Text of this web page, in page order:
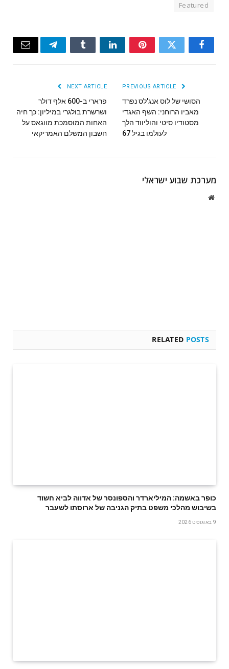
Featured
Facebook
Twitter
Pinterest
LinkedIn
Tumblr
Telegram
Email
הסושי של לוס אנג'לס נפרד
מאביו הרוחני: השף האגדי
מסטודיו סיטי והוליווד הלך
לעולמו בגיל 67
NEXT ARTICLE
פרארי ב-600 אלף דולר
ושרשרת בולגרי במיליון: כך חיה
האחות המוסמכת מווגאס על
חשבון המשלם האמריקאי
מערכת שבוע ישראלי
Website
RELATED POSTS
כופר באשמה: המיליארדר והספונסר של אדווה לביא חשוד
בשיבוש מהלכי משפט בתיק הגניבה של ארוסתו לשעבר
9 באוגוסט 2026